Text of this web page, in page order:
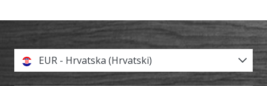
EUR - Hrvatska (Hrvatski)